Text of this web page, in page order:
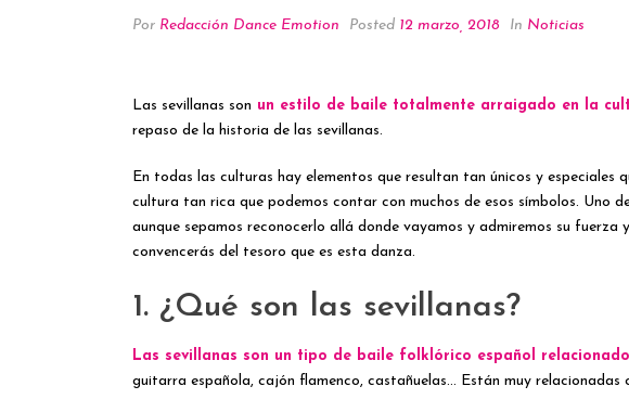
Por Redacción Dance Emotion Posted 12 marzo, 2018 In Noticias
Las sevillanas son un estilo de baile totalmente arraigado en la
repaso de la historia de las sevillanas.
En todas las culturas hay elementos que resultan tan únicos y
cultura tan rica que podemos contar con muchos de esos símbolos. Uno
aunque sepamos reconocerlo allá donde vayamos y admiremos su fuerza
convencerás del tesoro que es esta danza.
1. ¿Qué son las sevillanas?
Las sevillanas son un tipo de baile folklórico español
guitarra española, cajón flamenco, castañuelas… Están muy